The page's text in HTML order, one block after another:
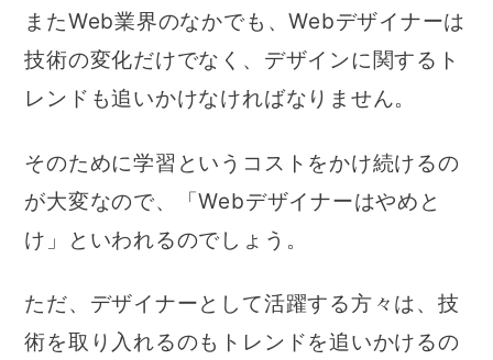
またWeb業界のなかでも、Webデザイナーは
技術の変化だけでなく、デザインに関するト
レンドも追いかけなければなりません。
そのために学習というコストをかけ続けるの
が大変なので、「Webデザイナーはやめと
け」といわれるのでしょう。
ただ、デザイナーとして活躍する方々は、技
術を取り入れるのもトレンドを追いかけるの